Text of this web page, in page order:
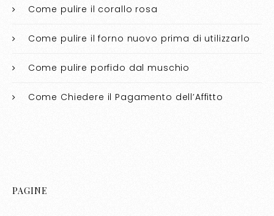
Come pulire il corallo rosa​​
Come pulire il forno nuovo prima di utilizzarlo​​
Come pulire porfido dal muschio​​
Come Chiedere il Pagamento dell’Affitto
PAGINE